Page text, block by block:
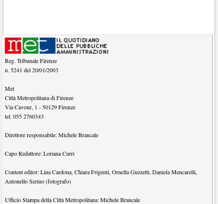
Reg. Tribunale Firenze
n. 5241 del 20/01/2003
Met
Città Metropolitana di Firenze
Via Cavour, 1 -50129 Firenze
tel.055 2760343
Direttore responsabile:Michele Brancale
Capo Redattore:Loriana Curri
Content editor:Lina Cardona,Chiara Frigenti,Ornella Guzzetti,Daniela Mencarelli,
Antonello Serino (fotografo)
Ufficio Stampa della Città Metropolitana:Michele Brancale